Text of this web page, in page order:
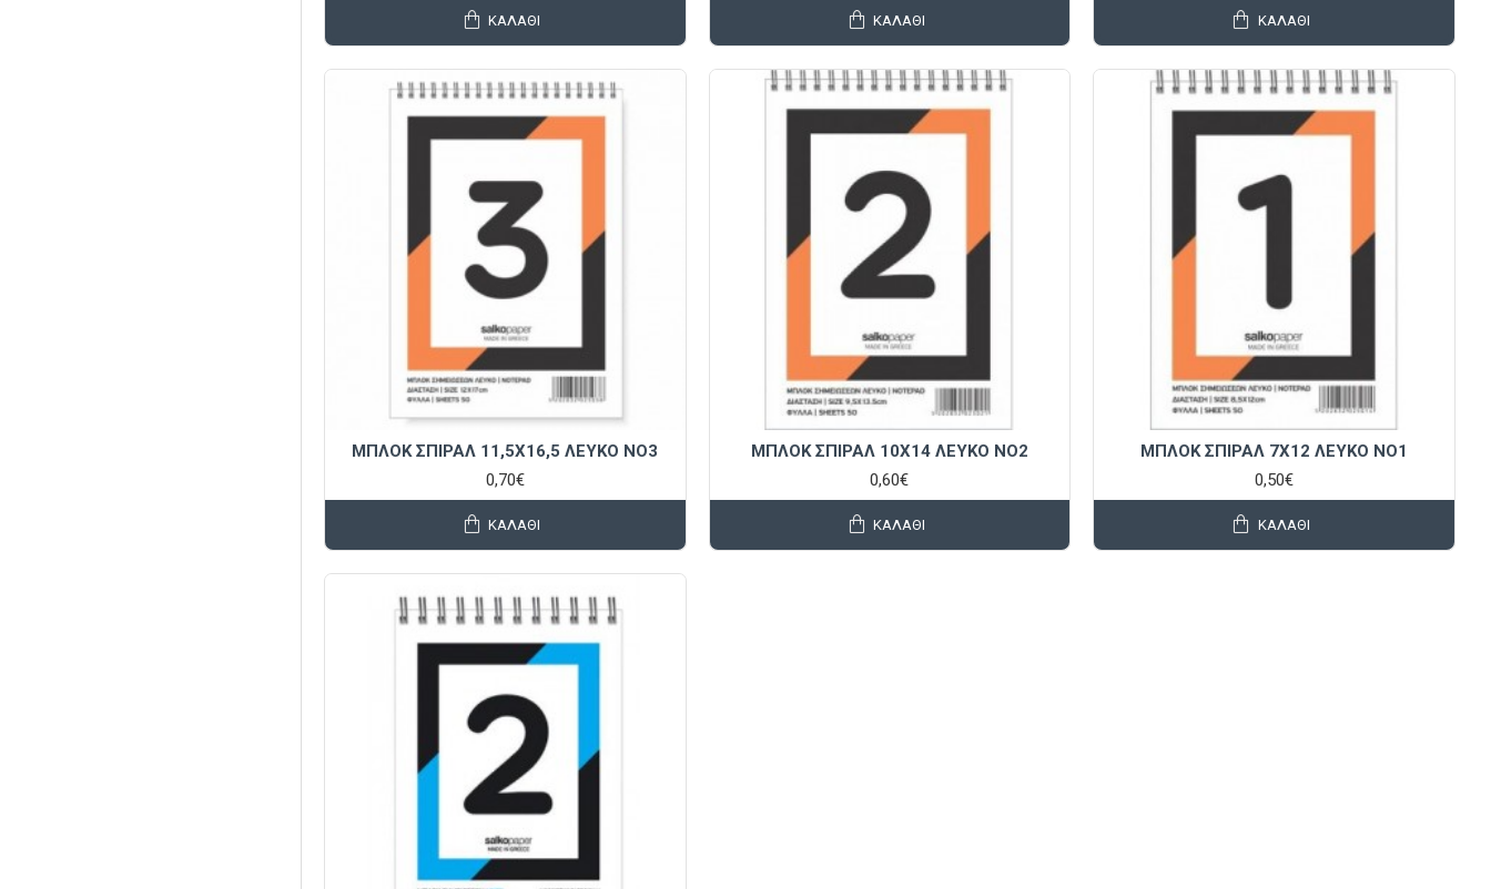
ΚΑΛΆΘΙ ΚΑΛΆΘΙ ΚΑΛΆΘΙ
ΜΠΛΟΚ ΣΠΙΡΑΛ 11,5X16,5 ΛΕΥΚΟ NO3
0,70€
ΚΑΛΆΘΙ
ΜΠΛΟΚ ΣΠΙΡΑΛ 10X14 ΛΕΥΚΟ NO2
0,60€
ΚΑΛΆΘΙ
ΜΠΛΟΚ ΣΠΙΡΑΛ 7X12 ΛΕΥΚΟ NO1
0,50€
ΚΑΛΆΘΙ